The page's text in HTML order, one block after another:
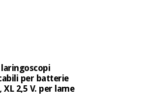
per batterie
2,5 V. per lame